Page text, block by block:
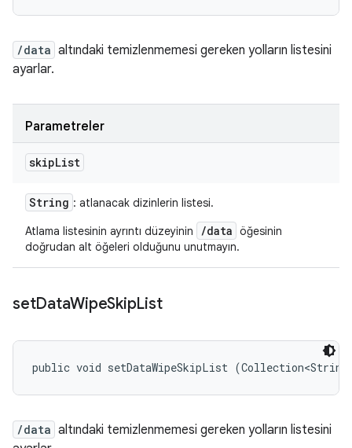
/data altındaki temizlenmemesi gereken yolların listesini
ayarlar.
Parametreler
skipList
String : atlanacak dizinlerin listesi.
Atlama listesinin ayrıntı düzeyinin
/data öğesinin
doğrudan alt öğeleri olduğunu unutmayın.
setDataWipeSkipList
public void setDataWipeSkipList
/data altındaki temizlenmemesi gereken yolların listesini